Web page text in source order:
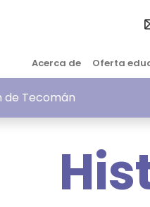
Acerca de Oferta
de Tecomán